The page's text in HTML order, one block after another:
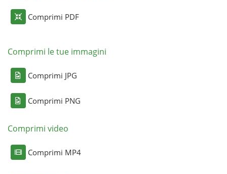
Comprimi PDF
Comprimi le tue immagini
Comprimi JPG
Comprimi PNG
Comprimi video
Comprimi MP4